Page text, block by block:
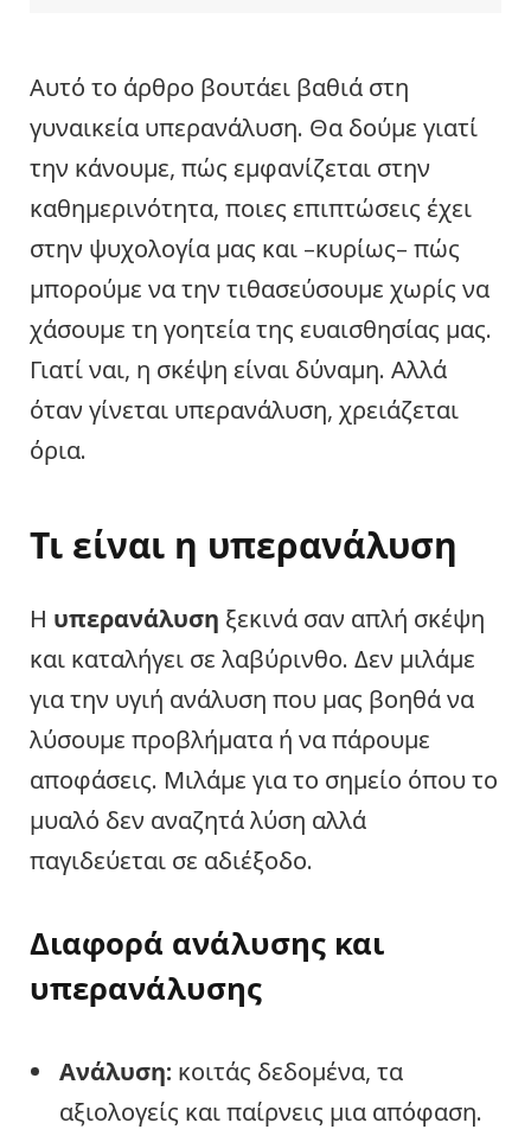
Αυτό το άρθρο βουτάει βαθιά στη
γυναικεία υπερανάλυση. Θα δούμε γιατί
την κάνουμε, πώς εμφανίζεται στην
καθημερινότητα, ποιες επιπτώσεις έχει
στην ψυχολογία μας και –κυρίως– πώς
μπορούμε να την τιθασεύσουμε χωρίς να
χάσουμε τη γοητεία της ευαισθησίας μας.
Γιατί ναι, η σκέψη είναι δύναμη. Αλλά
όταν γίνεται υπερανάλυση, χρειάζεται
όρια.
Τι είναι η υπερανάλυση
Η υπερανάλυση ξεκινά σαν απλή σκέψη
και καταλήγει σε λαβύρινθο. Δεν μιλάμε
για την υγιή ανάλυση που μας βοηθά να
λύσουμε προβλήματα ή να πάρουμε
αποφάσεις. Μιλάμε για το σημείο όπου το
μυαλό δεν αναζητά λύση αλλά
παγιδεύεται σε αδιέξοδο.
Διαφορά ανάλυσης και
υπερανάλυσης
Ανάλυση: κοιτάς δεδομένα, τα
αξιολογείς και παίρνεις μια απόφαση.